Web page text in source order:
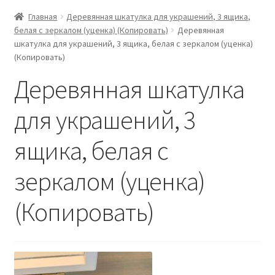
Главная
Деревянная шкатулка для украшений, 3 ящика,
белая с зеркалом (уценка) (Копировать)
Деревянная
шкатулка для украшений, 3 ящика, белая с зеркалом (уценка)
(Копировать)
Деревянная шкатулка
для украшений, 3
ящика, белая с
зеркалом (уценка)
(Копировать)